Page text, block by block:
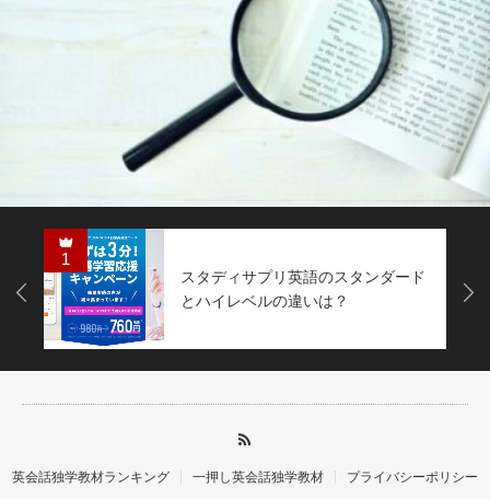
1
スタディサプリ英語のスタンダード
とハイレベルの違いは？
Next
英会話独学教材ランキング 一押し英会話独学教材 プライバシーポリシー